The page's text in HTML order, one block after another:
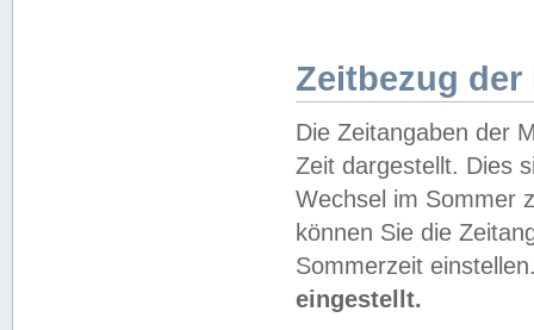
Zeitbezug der
Die Zeitangaben der
Zeit dargestellt. Dies
Wechsel im Sommer
können Sie die
Sommerzeit
eingestellt.